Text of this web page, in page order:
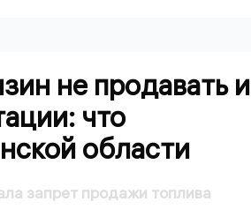
не продавать и
что
области
запрет продажи топлива